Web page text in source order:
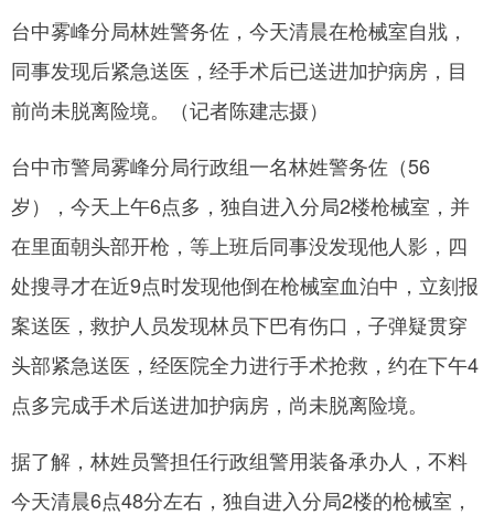
网
台中雾峰分局林姓警务佐，今天清晨在枪械室自戕，
同事发现后紧急送医，经手术后已送进加护病房，目
前尚未脱离险境。（记者陈建志摄）
台中市警局雾峰分局行政组一名林姓警务佐（56
岁），今天上午6点多，独自进入分局2楼枪械室，并
在里面朝头部开枪，等上班后同事没发现他人影，四
处搜寻才在近9点时发现他倒在枪械室血泊中，立刻报
案送医，救护人员发现林员下巴有伤口，子弹疑贯穿
头部紧急送医，经医院全力进行手术抢救，约在下午4
点多完成手术后送进加护病房，尚未脱离险境。
据了解，林姓员警担任行政组警用装备承办人，不料
今天清晨6点48分左右，独自进入分局2楼的枪械室，